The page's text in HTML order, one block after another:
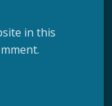
in this